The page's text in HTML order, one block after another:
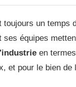
un temps
équipes
en
et pour le bien de